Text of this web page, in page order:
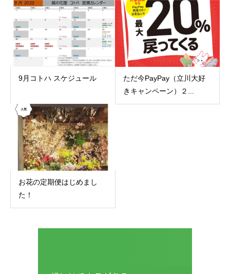
9月コトハ スケジュール
ただ今PayPay（立川大好
きキャンペーン）２...
お花の定期便はじめまし
た！